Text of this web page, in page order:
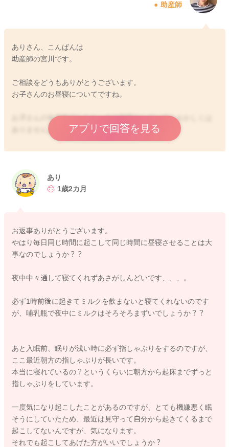
助産師
ありさん、こんばんは
助産師の宮川です。
ご相談をどうもありがとうございます。
お子さんのお昼寝についてですね。
お子さんの年月齢でしたら、まだ朝寝をしていてもおかしくは
ありませんよ。
朝起きる時間が遅めであったり、夜の寝る時間も遅めになって
めてみることは初めてみるのはいかがでしょうか？
日中のねんねの長さが短すぎても夜のねんねの質が悪くなって
しまうことはあります。
いてもいいですよ。
ありさんも大変だと思いますので、一緒にお休みできる時には
休むようになさってみてください。
アプリで回答を見る
あり
1歳2カ月
お返事ありがとうございます。
やはり毎日同じ時間に起こして同じ時間に昼寝させることは大
事なのでしょうか？？
夜中中々通して寝てくれずあさがしんどいです、、、。
必ず1時前後に起きてミルクを飲まないと寝てくれないのです
が、哺乳瓶で夜中にミルクはそろそろまずいでしょうか？？
あと入眠前、眠りが浅い時に必ず指しゃぶりをするのですが、
ここ最近朝方の指しゃぶりが長いです。
本当に寝れているの？というくらいに朝方から起床までずっと
指しゃぶりをしています。
一度気になり起こしたことがあるのですが、とても機嫌悪く眠
そうにしていたため、最近は見守って自分から起きてくるまで
起こしてないんですが、気になります。
それでも起こしてあげた方がいいでしょうか？